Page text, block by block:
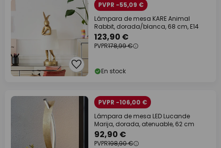
PVPR -55,09 €
Lámpara de mesa KARE Animal
Rabbit, dorada/blanca, 68 cm, E14
123,90 €
PVPR178,99 €
En stock
PVPR -106,00 €
Lámpara de mesa LED Lucande
Marija, dorada, atenuable, 62 cm
92,90 €
PVPR198,90 €